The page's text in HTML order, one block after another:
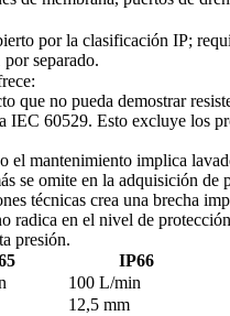
por la clasificación IP;
separado.
que no pueda demostrar
IEC 60529. Esto excluye los
el mantenimiento implica
se omite en la adquisición de
técnicas crea una brecha
radica en el nivel de
presión.
IP66
100 L/min
12,5 mm